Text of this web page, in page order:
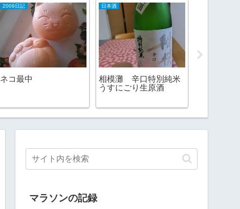
2009日記
ネコ最中
日本酒
相模灘 辛口特別純米
うすにごり生原酒
マラソンの記録